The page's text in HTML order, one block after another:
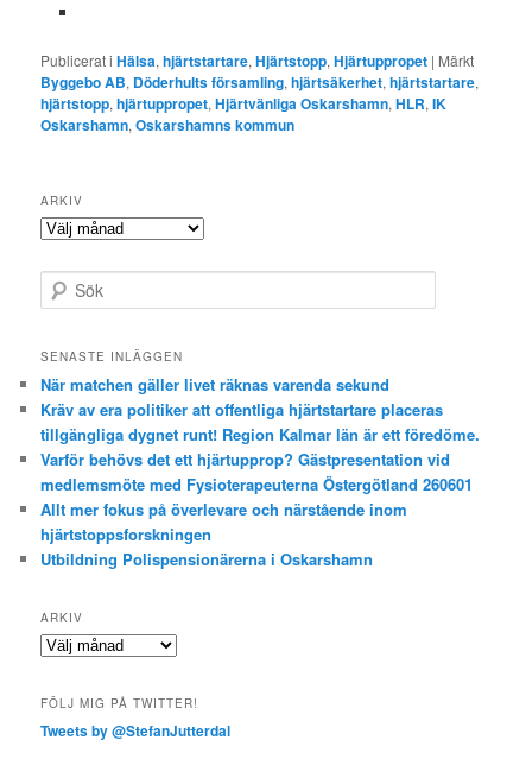
Publicerat i Hälsa,hjärtstartare,Hjärtstopp,Hjärtuppropet | Märkt
Byggebo AB, Döderhults församling,hjärtsäkerhet,hjärtstartare,
hjärtstopp,hjärtuppropet,Hjärtvänliga Oskarshamn,HLR,IK
Oskarshamn,Oskarshamns kommun
ARKIV
Arkiv
ö
SENASTE INLÄGGEN
När matchen gäller livet räknas varenda sekund
Kräv av era politiker att offentliga hjärtstartare placeras
tillgängliga dygnet runt! Region Kalmar län är ett föredöme.
Varför behövs det ett hjärtupprop? Gästpresentation vid
medlemsmöte med Fysioterapeuterna Östergötland 260601
Allt mer fokus på överlevare och närstående inom
hjärtstoppsforskningen
Utbildning Polispensionärerna i Oskarshamn
ARKIV
Arkiv
FÖLJ MIG PÅ TWITTER!
Tweets by @StefanJutterdal